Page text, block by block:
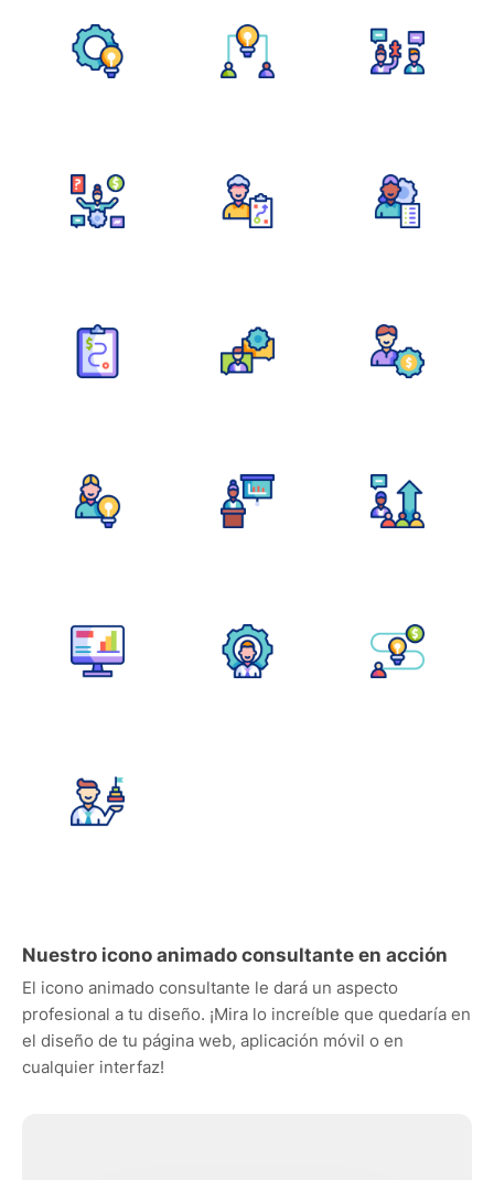
Nuestro icono animado consultante en acción
El icono animado consultante le dará un aspecto
profesional a tu diseño. ¡Mira lo increíble que quedaría en
el diseño de tu página web, aplicación móvil o en
cualquier interfaz!